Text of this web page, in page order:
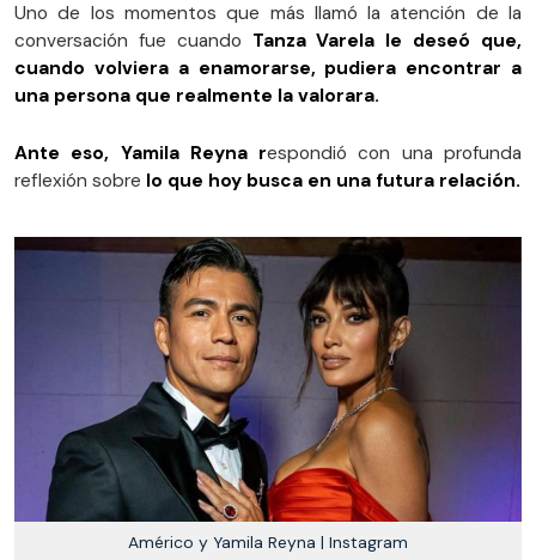
Uno de los momentos que más llamó la atención de la
conversación fue cuando Tanza Varela le deseó que,
cuando volviera a enamorarse, pudiera encontrar a
una persona que realmente la valorara.
Ante eso, Yamila Reyna respondió con una profunda
reflexión sobre lo que hoy busca en una futura relación.
Américo y Yamila Reyna | Instagram